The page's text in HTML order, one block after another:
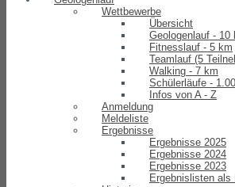
Wettbewerbe
Übersicht
Geologenlauf - 10
Fitnesslauf - 5 km
Teamlauf (5
Walking - 7 km
Schülerläufe -
Infos von A - Z
Anmeldung
Meldeliste
Ergebnisse
Ergebnisse 2025
Ergebnisse 2024
Ergebnisse 2023
Ergebnislisten als